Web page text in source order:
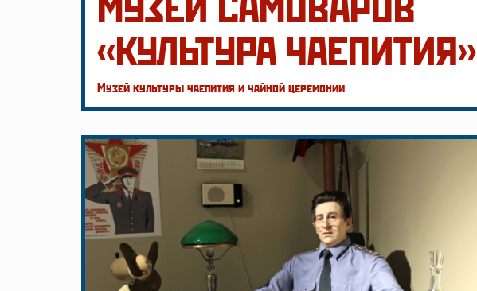
«КУЛЬТУРА ЧАЕПИТИЯ»
Музей культуры чаепития и чайной церемонии